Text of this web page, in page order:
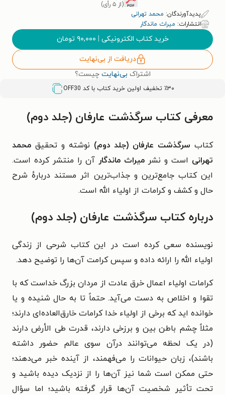
(از ۵ رأی)
پدیدآورندگان: محمد تهرانی
انتشارات: میراث ماندگار
خرید کتاب الکترونیکی | ۹۰,۰۰۰ تومان
دریافت از بی‌نهایت
اشتراک بی‌نهایت چیست؟
٪۳۰ تخفیف اولین خرید کتاب با کد OFF30
معرفی کتاب سرگذشت عارفان (جلد دوم)
کتاب سرگذشت عارفان (جلد دوم) نوشته و تحقیق محمد
تهرانی است و نشر میراث ماندگار آن را منتشر کرده است.
این کتاب جامع‌ترین و جذاب‌ترین اثر مستند دربارهٔ شرح
حال و کشف و کرامات از اولیاء الله است.
درباره کتاب سرگذشت عارفان (جلد دوم)
نویسنده سعی کرده است در این کتاب شرحی از زندگی
اولیاء الله را ارائه داده و سپس کرامت آن‌ها را توضیح دهد.
کرامات اولیاء اعمال خرق عادت از مردان بزرگ خداست که با
تقوا و اخلاص به دست می‌آید. حتماً تا به حال شنیده و یا
خوانده اید که برخی از اولیاء خدا کرامات خارق‌العاده‌ای دارند؛
مثلاً چشم باطن بین و برزخی دارند، قدرت طی الأرض دارند
(در یک لحظه می‌توانند درآن سوی عالم حضور داشته
باشند)، زبان حیوانات را می‌فهمند، از آینده خبر می‌دهند؛
حتی ممکن است شما نیز آن‌ها را از نزدیک دیده باشید و
تحت تأثیر شخصیت آن‌ها قرار گرفته باشید؛ اما سؤال